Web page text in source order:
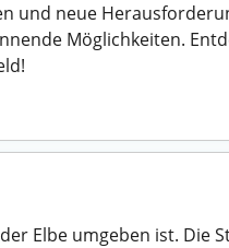
und neue
Möglichkeiten.
Elbe umgeben ist. Die